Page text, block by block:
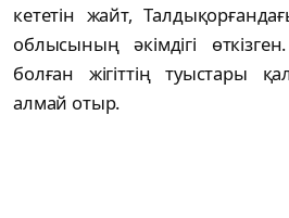
кететін жайт,
облысының әкімдігі
болған жігіттің туыстары
алмай отыр.